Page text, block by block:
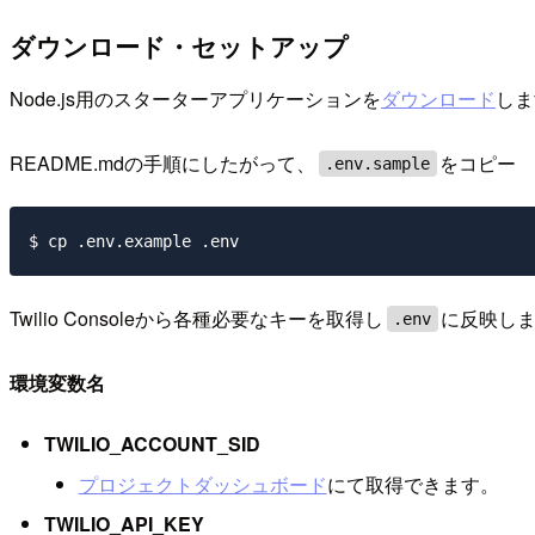
ダウンロード・セットアップ
Node.js用のスターターアプリケーションをダウンロード しま
README.mdの手順にしたがって、 .env.sample をコピー
Twilio Consoleから各種必要なキーを取得し .env に反映しま
環境変数名
TWILIO_ACCOUNT_SID
プロジェクトダッシュボードにて取得できます。
TWILIO_API_KEY